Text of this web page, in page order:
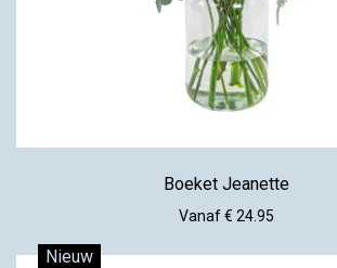
Boeket Jeanette
Vanaf € 24.95
Nieuw